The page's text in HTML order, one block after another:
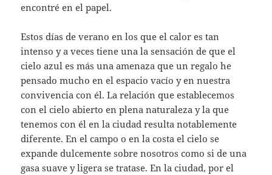
encontré en el papel.
Estos días de verano en los que el calor es tan
intenso y a veces tiene una la sensación de que el
cielo azul es más una amenaza que un regalo he
pensado mucho en el espacio vacío y en nuestra
convivencia con él. La relación que establecemos
con el cielo abierto en plena naturaleza y la que
tenemos con él en la ciudad resulta notablemente
diferente. En el campo o en la costa el cielo se
expande dulcemente sobre nosotros como si de una
gasa suave y ligera se tratase. En la ciudad, por el